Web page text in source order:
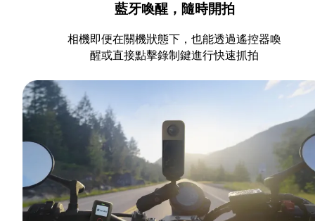
藍牙喚醒，隨時開拍
相機即便在關機狀態下，也能透過遙控器喚
醒或直接點擊錄制鍵進行快速抓拍